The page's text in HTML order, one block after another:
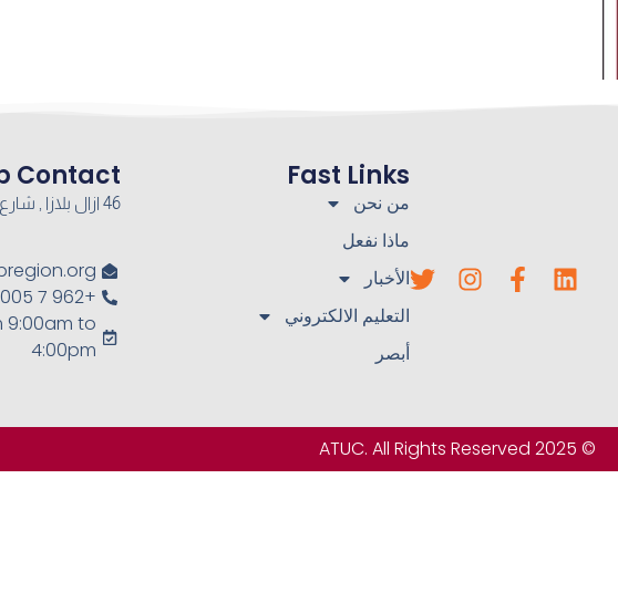
Fast Links
من نحن
ماذا نفعل
الأخبار
التعليم الالكتروني
أبصر
Contact
46 ازال بلازا , شارع الملكة نور , عمان
+962 7 9005 2002
9:00am to
4:00pm
© 2025 ATUC. All Rights Reserved